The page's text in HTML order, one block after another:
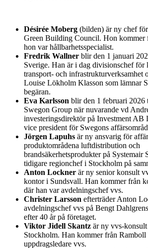
Désirée Moberg (bilden) är ny chef
Green Building Council. Hon kommer
hon var hållbarhetsspecialist.
Fredrik Wallner blir den 1 januari
Sverige. Han är i dag divisionschef för
transport- och infrastrukturverksamhet
Louise Lökholm Klasson som lämnar
begäran.
Eva Karlsson blir den 1 februari
Swegon Group när nuvarande vd
investeringsdirektör på Investment AB
vice president för Swegons
Jörgen Lapuhs är ny ansvarig för
produktområdena luftdistribution och
brandsäkerhetsprodukter på Systemair
tidigare regionchef i Stockholm på
Anton Lockner är ny senior konsult
kontor i Sundsvall. Han kommer från
där han var avdelningschef vvs.
Christer Larsson efterträder Anton
avdelningschef vvs på Bengt
efter 40 år på företaget.
Viktor Jidell Skantz är ny vvs-
Stockholm. Han kommer från Ramboll
uppdragsledare vvs.